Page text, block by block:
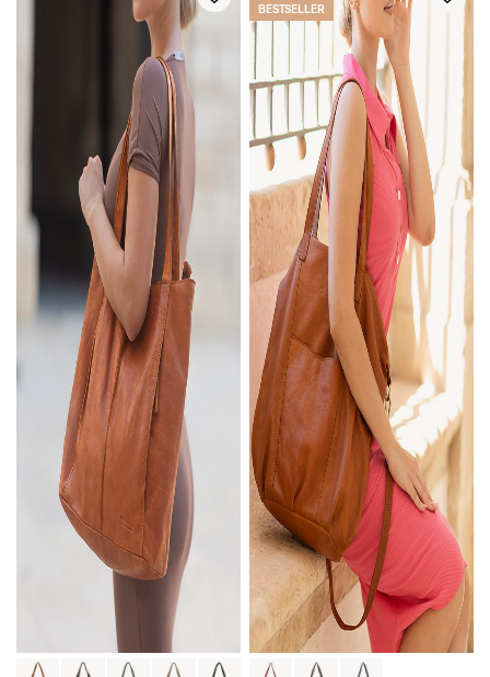
BESTSELLER